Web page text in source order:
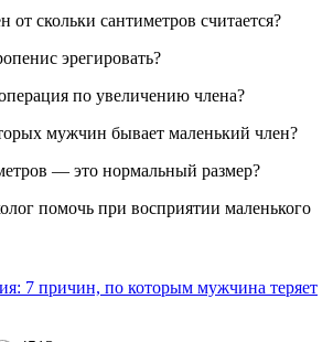
от скольки сантиметров считается?
эрегировать?
по увеличению члена?
мужчин бывает маленький член?
— это нормальный размер?
помочь при восприятии маленького
7 причин, по которым мужчина теряет